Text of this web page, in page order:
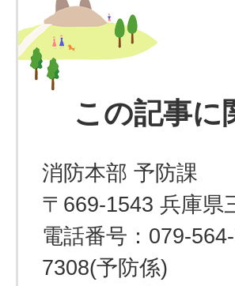
この記事に
消防本部 予防課
〒669-1543 兵庫県
電話番号：079-
7308(予防係)